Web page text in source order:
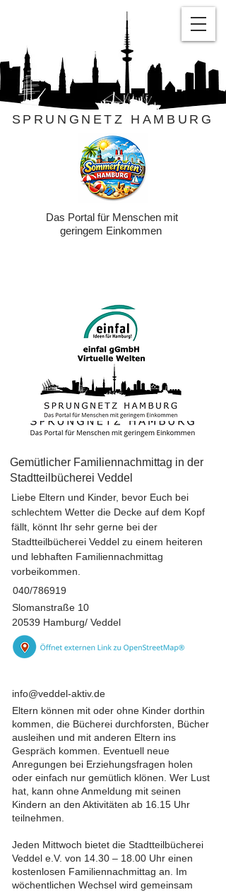
SPRUNGNETZ HAMBURG
Das Portal für Menschen mit
geringem Einkommen
Gemütlicher Familiennachmittag in der
Stadtteilbücherei Veddel
Liebe Eltern und Kinder, bevor Euch bei
schlechtem Wetter die Decke auf dem Kopf
fällt, könnt Ihr sehr gerne bei der
Stadtteilbücherei Veddel zu einem heiteren
und lebhaften Familiennachmittag
vorbeikommen.
040/786919
Slomanstraße 10
20539 Hamburg/ Veddel
info@veddel-aktiv.de
Eltern können mit oder ohne Kinder dorthin
kommen, die Bücherei durchforsten, Bücher
ausleihen und mit anderen Eltern ins
Gespräch kommen. Eventuell neue
Anregungen bei Erziehungsfragen holen
oder einfach nur gemütlich klönen. Wer Lust
hat, kann ohne Anmeldung mit seinen
Kindern an den Aktivitäten ab 16.15 Uhr
teilnehmen.
Jeden Mittwoch bietet die Stadtteilbücherei
Veddel e.V. von 14.30 – 18.00 Uhr einen
kostenlosen Familiennachmittag an. Im
wöchentlichen Wechsel wird gemeinsam